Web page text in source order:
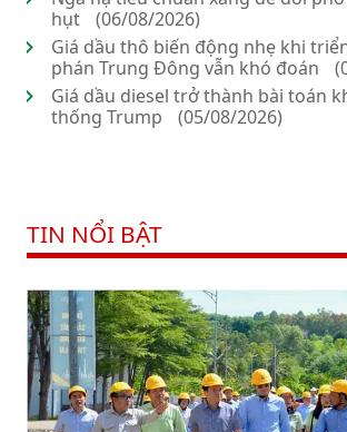
hụt
(06/08/2026)
Giá dầu thô biến động nhẹ khi
phán Trung Đông vẫn khó đoán
Giá dầu diesel trở thành bài toán
thống Trump
(05/08/2026)
TIN NỔI BẬT